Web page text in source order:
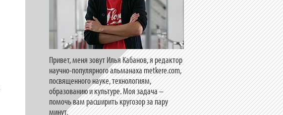
Привет, меня зовут Илья Кабанов, я редактор
научно-популярного альманаха metkere.com,
посвященного науке, технологиям,
образованию и культуре. Моя задача –
помочь вам расширить кругозор за пару
минут.